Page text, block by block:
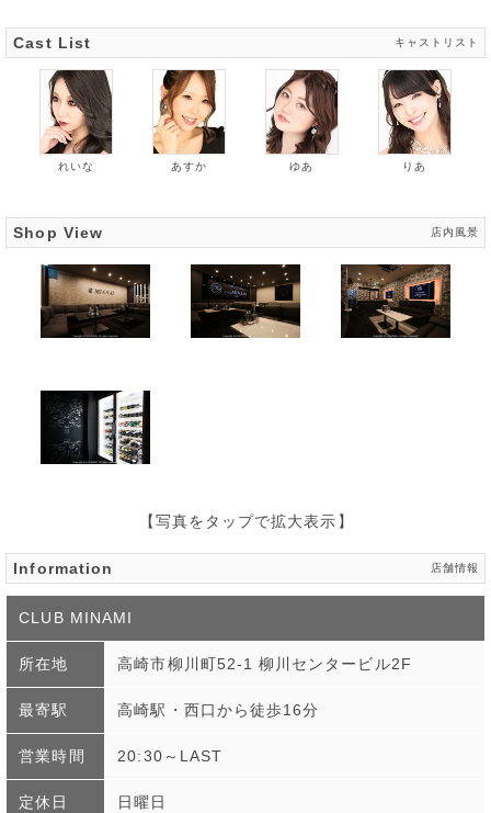
Cast List キャストリスト
れいな あすか ゆあ りあ
Shop View 店内風景
【写真をタップで拡大表示】
Information 店舗情報
CLUB MINAMI
所在地 高崎市柳川町52-1 柳川センタービル2F
最寄駅 高崎駅・西口から徒歩16分
営業時間 20:30～LAST
定休日 日曜日